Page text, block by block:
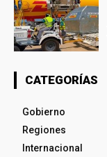
CATEGORÍAS
Gobierno
Regiones
Internacional